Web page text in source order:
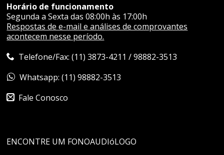
Horário de funcionamento
Segunda a Sexta das 08:00h às 17:00h
Respostas de e-mail e análises de comprovantes
acontecem nesse período.
Telefone/Fax: (11) 3873-4211 / 98882-3513
Whatsapp: (11) 98882-3513
Fale Conosco
ENCONTRE UM FONOAUDIóLOGO